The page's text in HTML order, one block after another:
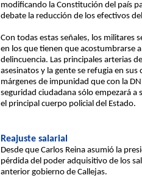
modificando la Constitución del país
debate la reducción de los efectivos
Con todas estas señales, los militares
en los que tienen que acostumbrarse
delincuencia. Las principales arterias
asesinatos y la gente se refugia en
márgenes de impunidad que con la
seguridad ciudadana sólo empezará a
el principal cuerpo policial del Estado.
Reajuste salarial
Desde que Carlos Reina asumió la
pérdida del poder adquisitivo de los
anterior gobierno de Callejas.